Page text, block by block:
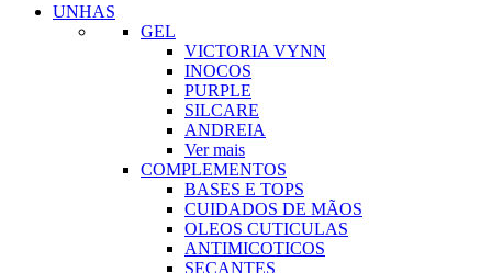
UNHAS
GEL
VICTORIA VYNN
INOCOS
PURPLE
SILCARE
ANDREIA
Ver mais
COMPLEMENTOS
BASES E TOPS
CUIDADOS DE MÃOS
OLEOS CUTICULAS
ANTIMICOTICOS
SECANTES